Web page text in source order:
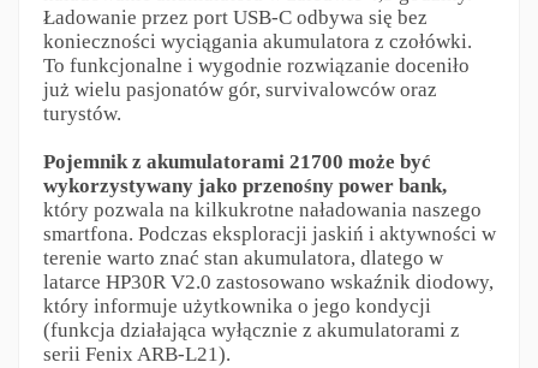
Ładowanie przez port USB-C odbywa się bez
konieczności wyciągania akumulatora z czołówki.
To funkcjonalne i wygodnie rozwiązanie doceniło
już wielu pasjonatów gór, survivalowców oraz
turystów.
Pojemnik z akumulatorami 21700 może być
wykorzystywany jako przenośny power bank,
który pozwala na kilkukrotne naładowania naszego
smartfona. Podczas eksploracji jaskiń i aktywności w
terenie warto znać stan akumulatora, dlatego w
latarce HP30R V2.0 zastosowano wskaźnik diodowy,
który informuje użytkownika o jego kondycji
(funkcja działająca wyłącznie z akumulatorami z
serii Fenix ARB-L21).